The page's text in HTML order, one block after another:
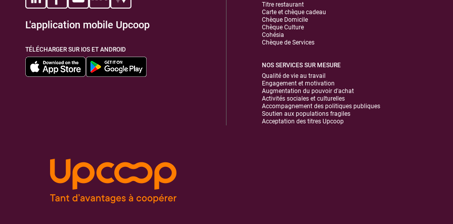
L'application mobile Upcoop
TÉLÉCHARGER SUR IOS ET ANDROID
Titre restaurant
Carte et chèque cadeau
Chèque Domicile
Chèque Culture
Cohésia
Chèque de Services
NOS SERVICES SUR MESURE
Qualité de vie au travail
Engagement et motivation
Augmentation du pouvoir d'achat
Activités sociales et culturelles
Accompagnement des politiques publiques
Soutien aux populations fragiles
Acceptation des titres Upcoop